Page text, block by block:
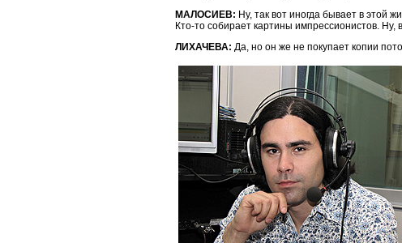
МАЛОСИЕВ: Ну, так вот иногда бывает в этой
Кто-то собирает картины импрессионистов. Ну,
ЛИХАЧЕВА: Да, но он же не покупает копии